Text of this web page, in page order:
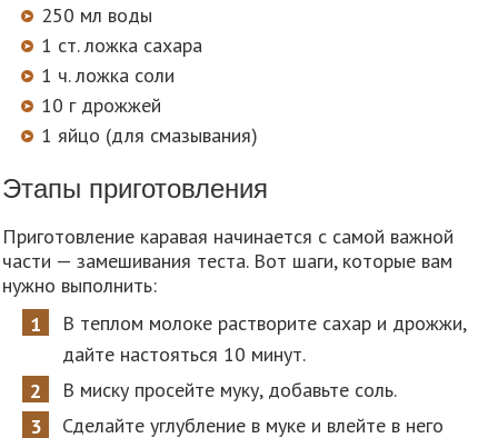
250 мл воды
1 ст. ложка сахара
1 ч. ложка соли
10 г дрожжей
1 яйцо (для смазывания)
Этапы приготовления
Приготовление каравая начинается с самой важной
части — замешивания теста. Вот шаги, которые вам
нужно выполнить:
В теплом молоке растворите сахар и дрожжи,
дайте настояться 10 минут.
В миску просейте муку, добавьте соль.
Сделайте углубление в муке и влейте в него